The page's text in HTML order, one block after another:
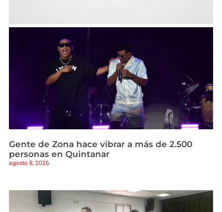
Gente de Zona hace vibrar a más de 2.500
personas en Quintanar
agosto 8, 2026